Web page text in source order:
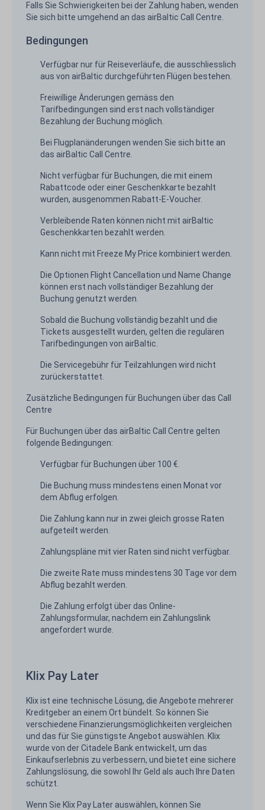
Falls Sie Schwierigkeiten bei der Zahlung haben, wenden
Sie sich bitte umgehend an das airBaltic Call Centre.
Bedingungen
Verfügbar nur für Reiseverläufe, die ausschliesslich
aus von airBaltic durchgeführten Flügen bestehen.
Freiwillige Änderungen gemäss den
Tarifbedingungen sind erst nach vollständiger
Bezahlung der Buchung möglich.
Bei Flugplanänderungen wenden Sie sich bitte an
das airBaltic Call Centre.
Nicht verfügbar für Buchungen, die mit einem
Rabattcode oder einer Geschenkkarte bezahlt
wurden, ausgenommen Rabatt-E-Voucher.
Verbleibende Raten können nicht mit airBaltic
Geschenkkarten bezahlt werden.
Kann nicht mit Freeze My Price kombiniert werden.
Die Optionen Flight Cancellation und Name Change
können erst nach vollständiger Bezahlung der
Buchung genutzt werden.
Sobald die Buchung vollständig bezahlt und die
Tickets ausgestellt wurden, gelten die regulären
Tarifbedingungen von airBaltic.
Die Servicegebühr für Teilzahlungen wird nicht
zurückerstattet.
Zusätzliche Bedingungen für Buchungen über das Call
Centre
Für Buchungen über das airBaltic Call Centre gelten
folgende Bedingungen:
Verfügbar für Buchungen über 100 €.
Die Buchung muss mindestens einen Monat vor
dem Abflug erfolgen.
Die Zahlung kann nur in zwei gleich grosse Raten
aufgeteilt werden.
Zahlungspläne mit vier Raten sind nicht verfügbar.
Die zweite Rate muss mindestens 30 Tage vor dem
Abflug bezahlt werden.
Die Zahlung erfolgt über das Online-
Zahlungsformular, nachdem ein Zahlungslink
angefordert wurde.
Klix Pay Later
Klix ist eine technische Lösung, die Angebote mehrerer
Kreditgeber an einem Ort bündelt. So können Sie
verschiedene Finanzierungsmöglichkeiten vergleichen
und das für Sie günstigste Angebot auswählen. Klix
wurde von der Citadele Bank entwickelt, um das
Einkaufserlebnis zu verbessern, und bietet eine sichere
Zahlungslösung, die sowohl Ihr Geld als auch Ihre Daten
schützt.
Wenn Sie Klix Pay Later auswählen, können Sie